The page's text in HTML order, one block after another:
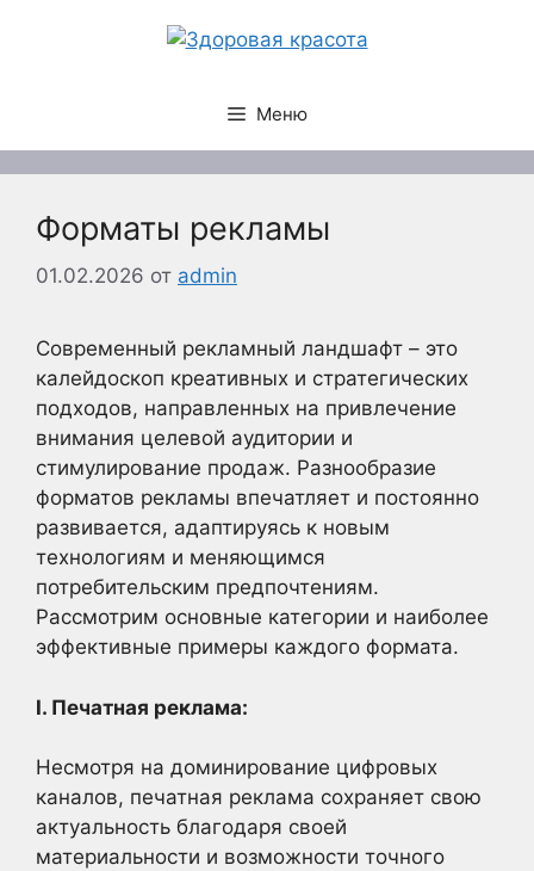
Меню
Форматы рекламы
01.02.2026 от admin
Современный рекламный ландшафт – это
калейдоскоп креативных и стратегических
подходов, направленных на привлечение
внимания целевой аудитории и
стимулирование продаж. Разнообразие
форматов рекламы впечатляет и постоянно
развивается, адаптируясь к новым
технологиям и меняющимся
потребительским предпочтениям.
Рассмотрим основные категории и наиболее
эффективные примеры каждого формата.
I. Печатная реклама:
Несмотря на доминирование цифровых
каналов, печатная реклама сохраняет свою
актуальность благодаря своей
материальности и возможности точного